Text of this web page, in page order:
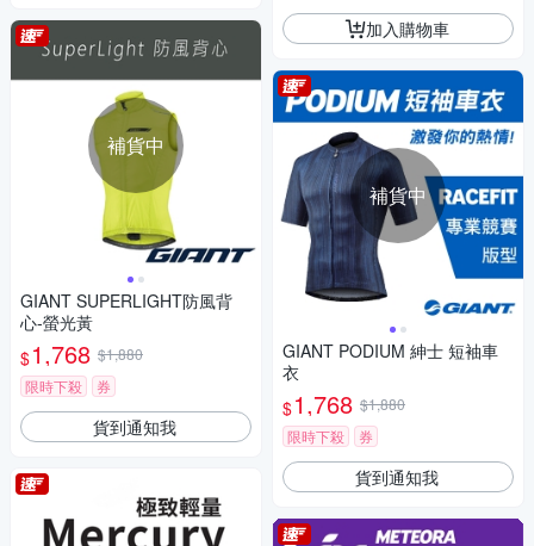
補貨中
GIANT SUPERLIGHT防風背
心-螢光黃
$1,768 $1,880
限時下殺
券
貨到通知我
加入購物車
補貨中
GIANT PODIUM 紳士 短袖車
衣
$1,768 $1,880
限時下殺
券
貨到通知我